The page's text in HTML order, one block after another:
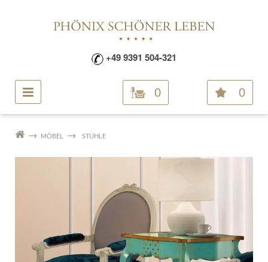
+49 9391 504-321
0 0
MÖBEL STÜHLE